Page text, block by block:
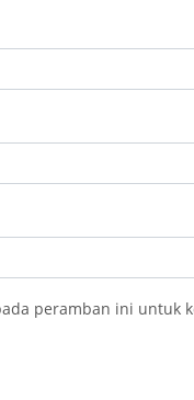
peramban ini untuk